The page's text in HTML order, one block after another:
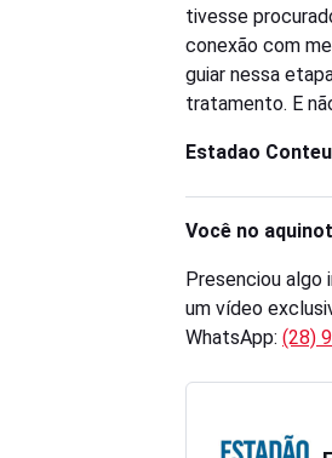
tivesse
conexão com
guiar nessa
tratamento. E
Estadao
Você no
Presenciou algo
um vídeo
WhatsApp: (28)